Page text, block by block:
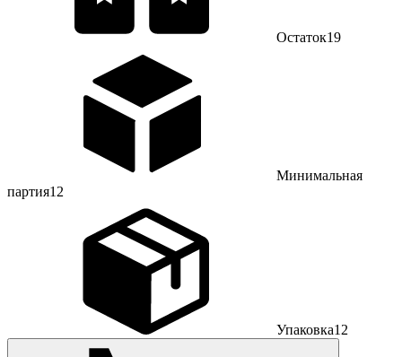
Остаток19
Минимальная
партия12
Упаковка12